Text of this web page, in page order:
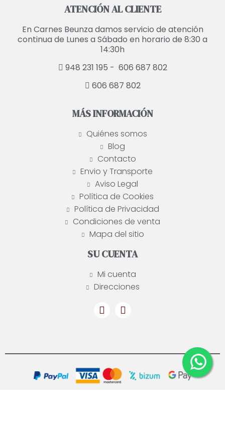
ATENCIÓN AL CLIENTE
En Carnes Beunza damos servicio de atención
continua de Lunes a Sábado en horario de 8:30 a
14:30h
948 231 195 - 606 687 802
606 687 802
MÁS INFORMACIÓN
Quiénes somos
Blog
Contacto
Envio y Transporte
Aviso Legal
Política de Cookies
Política de Privacidad
Condiciones de venta
Mapa del sitio
SU CUENTA
Mi cuenta
Direcciones